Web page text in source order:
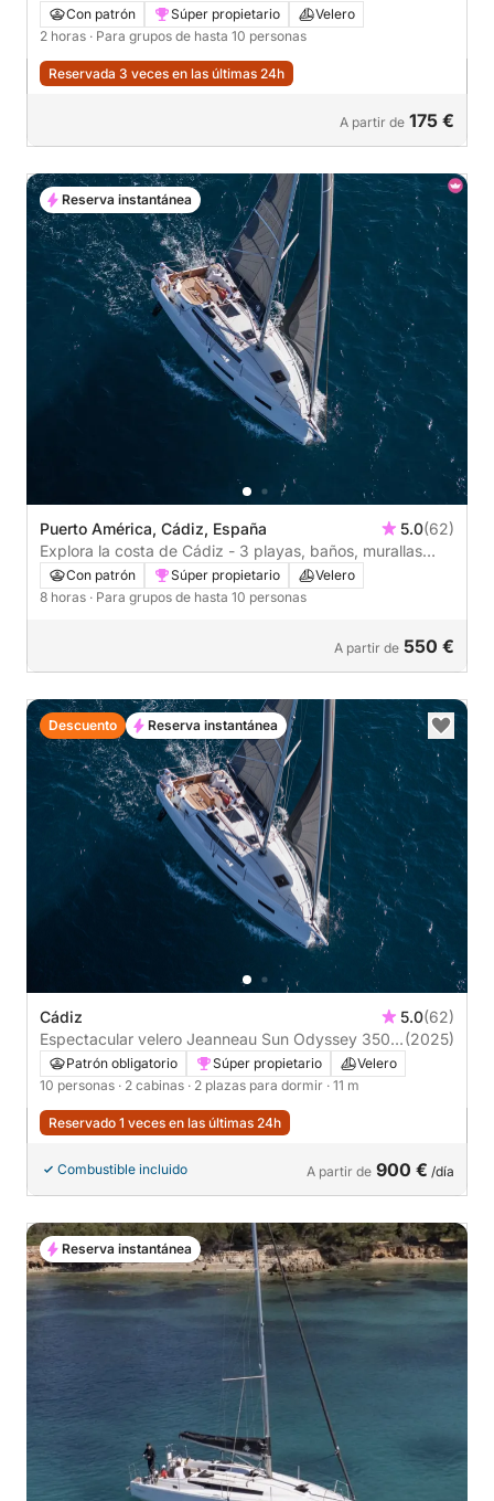
o puente
Con patrón Súper propietario
Velero
2 horas · Para grupos de hasta 10 personas
Reservada 3 veces en las últimas 24h
A partir de 175 €
Puerto América, Cádiz, España 5.0(62)
Explora la costa de Cádiz - 3 playas, baños, murallas
históricas, puente y relax
Con patrón Súper propietario
Velero
8 horas · Para grupos de hasta 10 personas
A partir de 550 €
Reserva instantánea
Cádiz 5.0(62)
Espectacular velero Jeanneau Sun Odyssey 350
del 2025
(2025)
Patrón obligatorio Súper propietario
Velero
10 personas · 2 cabinas · 2 plazas para dormir · 11 m
Reservado 1 veces en las últimas 24h
Combustible incluido A partir de 900 € /día
Descuento Reserva instantánea
Reserva instantánea